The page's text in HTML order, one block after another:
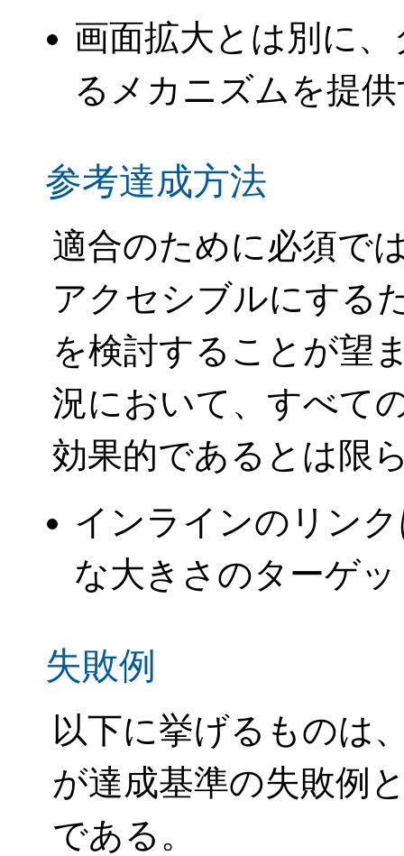
画面拡大とは別に
るメカニズムを提
参考達成方法
適合のために必須で
アクセシブルにする
を検討することが望
況において、すべて
効果的であるとは限
インラインのリン
な大きさのターゲ
失敗例
以下に挙げるものは
が達成基準の失敗例
である。